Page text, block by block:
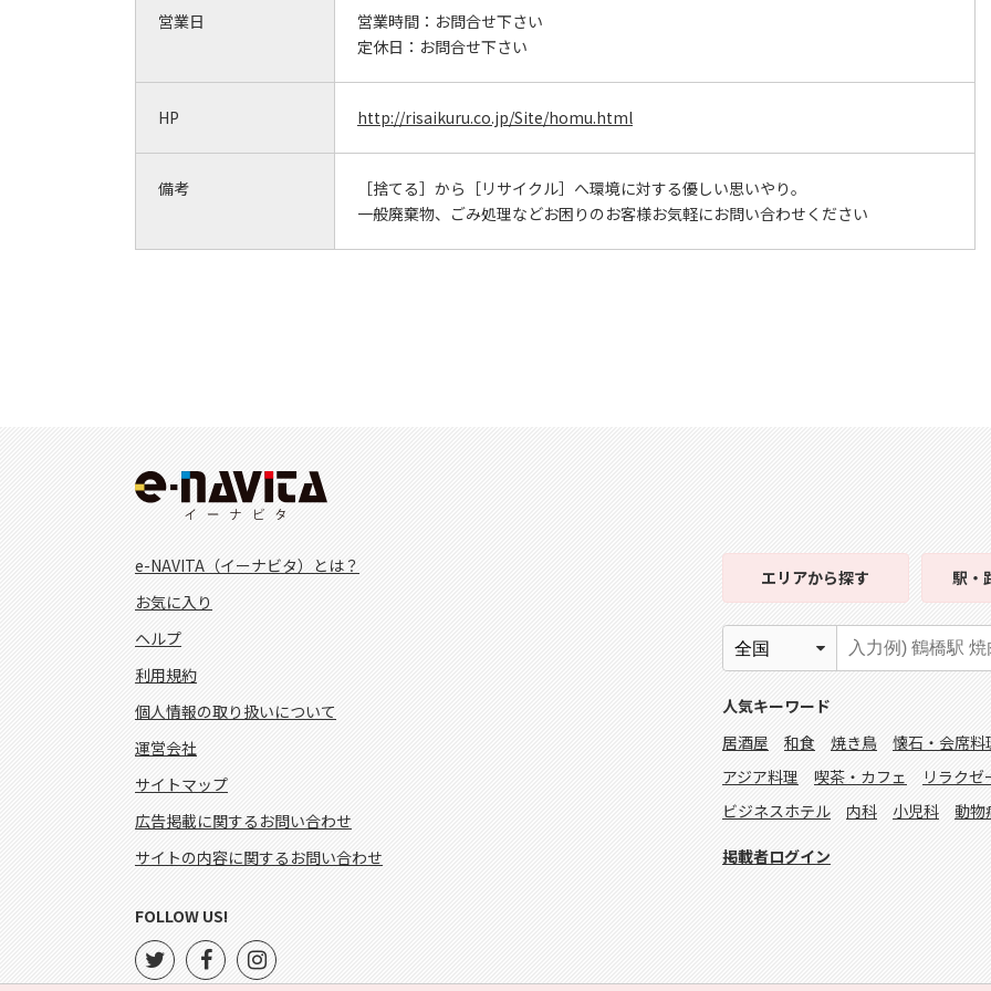
営業日 営業時間： お問合せ下さい
定休日： お問合せ下さい
HP http://risaikuru.co.jp/Site/homu.html
備考
［捨てる］から［リサイクル］へ環境に対する優しい思いやり。
一般廃棄物、ごみ処理などお困りのお客様お気軽にお問い合わせください
e-NAVITA（イーナビタ）とは？
お気に入り
ヘルプ
利用規約
個人情報の取り扱いについて
運営会社
サイトマップ
広告掲載に関するお問い合わせ
サイトの内容に関するお問い合わせ
エリアから探す 駅・
人気キーワード
居酒屋
和食 焼き鳥 懐石・会席料
アジア料理
喫茶・カフェ リラクゼ
ビジネスホテル
内科 小児科 動物
掲載者ログイン
FOLLOW US!